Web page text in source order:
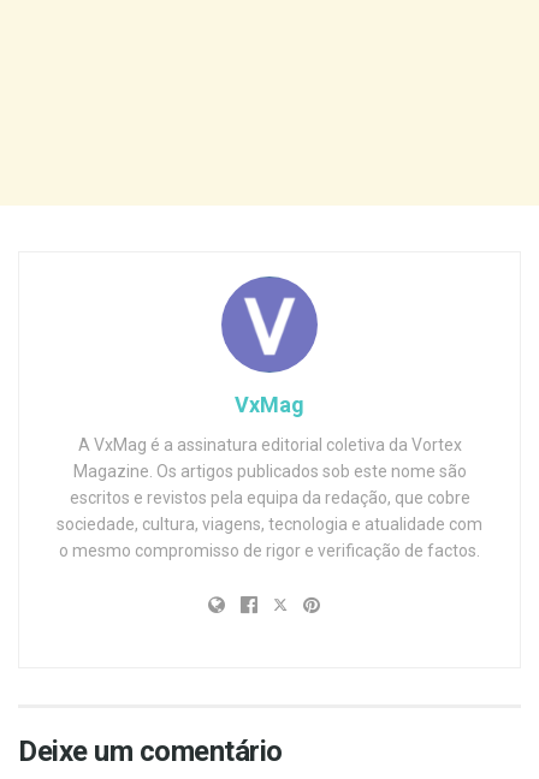
VxMag
A VxMag é a assinatura editorial coletiva da Vortex
Magazine. Os artigos publicados sob este nome são
escritos e revistos pela equipa da redação, que cobre
sociedade, cultura, viagens, tecnologia e atualidade com
o mesmo compromisso de rigor e verificação de factos.
Deixe um comentário